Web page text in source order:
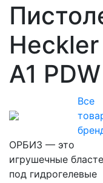
A1
Все
ОРБИЗ — это
игрушечные
под гидрогелевые